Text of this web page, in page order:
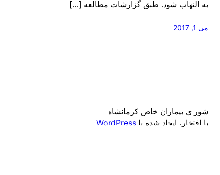
به التهاب شود. طبق گزارشات مطالعه […]
می 1, 2017
شورای بیماران خاص کرمانشاه
با افتخار، ایجاد شده با WordPress